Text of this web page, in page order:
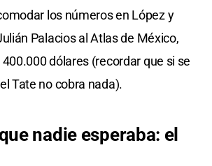
los números en López y
Palacios al Atlas de México,
dólares (recordar que si se
Tate no cobra nada).
nadie esperaba: el